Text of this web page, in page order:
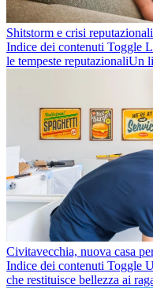
Shitstorm e crisi
Indice dei contenuti Toggle
le tempeste reputazionaliUn
Civitavecchia, nuova casa
Indice dei contenuti Toggle
che restituisce bellezza ai